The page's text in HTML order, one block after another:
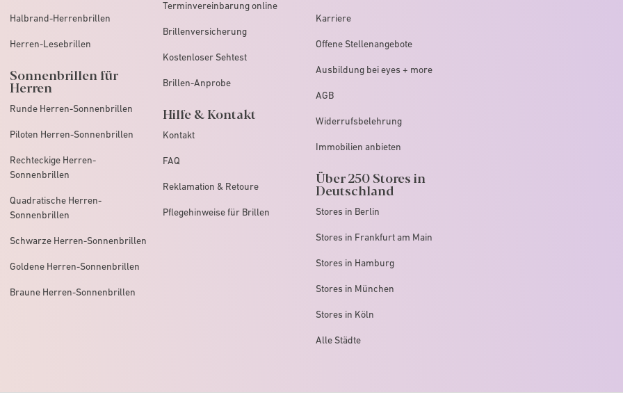
Halbrand-Herrenbrillen
Herren-Lesebrillen
Sonnenbrillen für
Herren
Runde Herren-Sonnenbrillen
Piloten Herren-Sonnenbrillen
Rechteckige Herren-
Sonnenbrillen
Quadratische Herren-
Sonnenbrillen
Schwarze Herren-Sonnenbrillen
Goldene Herren-Sonnenbrillen
Braune Herren-Sonnenbrillen
Terminvereinbarung online
Brillenversicherung
Kostenloser Sehtest
Brillen-Anprobe
Hilfe & Kontakt
Kontakt
FAQ
Reklamation & Retoure
Pflegehinweise für Brillen
Karriere
Offene Stellenangebote
Ausbildung bei eyes + more
AGB
Widerrufsbelehrung
Immobilien anbieten
Über 250 Stores in
Deutschland
Stores in Berlin
Stores in Frankfurt am Main
Stores in Hamburg
Stores in München
Stores in Köln
Alle Städte